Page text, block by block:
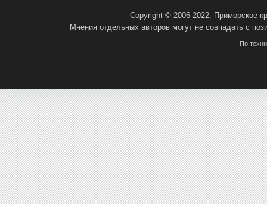
Copyright © 2006-2022, Приморское
Мнения отдельных авторов могут не совпадать с
По